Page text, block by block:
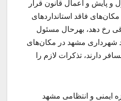
و پایش و اعمال قانون قرار
مکان‌های فاقد استانداردهای
رخ دهد، بهرحال مسئول
شهرداری مشهد در مکان‌های
دارند، تذکرات لازم را
ایمنی و انتظامی مشهد